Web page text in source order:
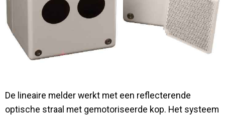
Contact
De lineaire melder werkt met een reflecterende
optische straal met gemotoriseerde kop. Het systeem